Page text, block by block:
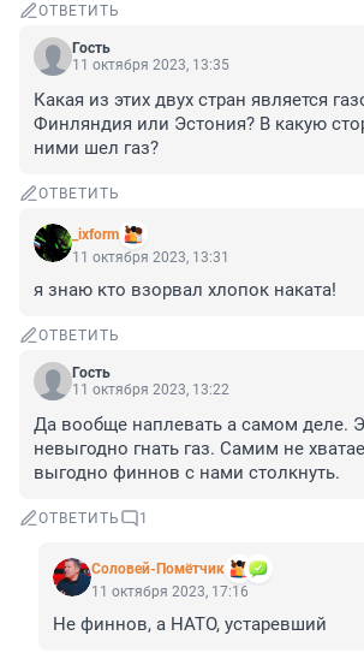
ОТВЕТИТЬ
Гость
11 октября 2023, 13:35
Какая из этих двух стран является
Финляндия или Эстония? В какую
ними шел газ?
ОТВЕТИТЬ
_ixform
11 октября 2023, 13:31
я знаю кто взорвал хлопок наката!
ОТВЕТИТЬ
Гость
11 октября 2023, 13:22
Да вообще наплевать а самом деле.
невыгодно гнать газ. Самим не
выгодно финнов с нами столкнуть.
ОТВЕТИТЬ 1
Соловей-Помётчик
11 октября 2023, 17:16
Не финнов, а НАТО, устаревший